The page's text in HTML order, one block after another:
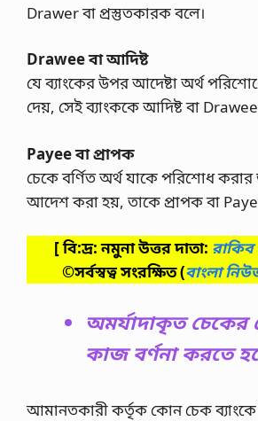
Drawer বা প্রস্তুতকারক বলে।
Drawee বা আদিষ্ট
যে ব্যাংকের উপর আদেষ্টা অর্থ
দেয়, সেই ব্যাংককে আদিষ্ট বা
Payee বা প্রাপক
চেকে বর্ণিত অর্থ যাকে পরিশোধ করার
আদেশ করা হয়, তাকে প্রাপক বা
[ বি:দ্র: নমুনা উত্তর দাতা:
©সর্বস্বত্ব সংরক্ষিত(বাংলা
অমর্যাদাকৃত চেকের
কাজ বর্ণনা করতে
আমানতকারী কর্তৃক কোন চেক ব্যাংকে